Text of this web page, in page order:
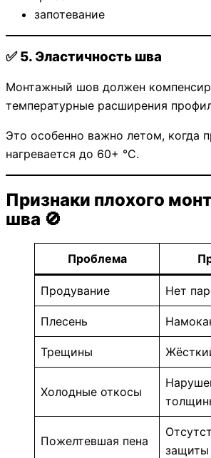
запотевание
✅ 5. Эластичность шва
Монтажный шов должен
температурные расширения
Это особенно важно летом, когда
нагревается до 60+ °C.
Признаки плохого
шва 🚫
Проблема
Продувание Нет
Плесень
Трещины
Холодные откосы
Пожелтевшая пена
защиты